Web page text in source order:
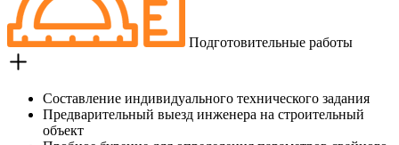
Подготовительные работы
Составление индивидуального технического задания
Предварительный выезд инженера на строительный
объект